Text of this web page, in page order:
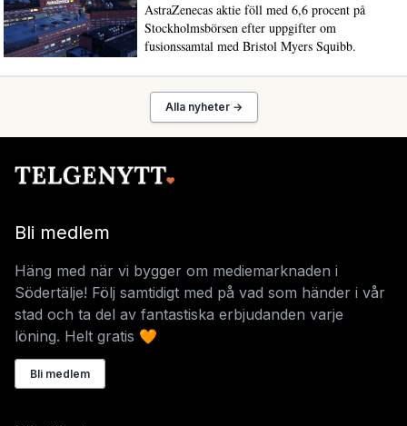
AstraZenecas aktie föll med 6,6 procent på
Stockholmsbörsen efter uppgifter om
fusionssamtal med Bristol Myers Squibb.
Alla nyheter →
Bli medlem
Häng med när vi bygger om mediemarknaden i
Södertälje! Följ samtidigt med på vad som händer i vår
stad och ta del av fantastiska erbjudanden varje
löning. Helt gratis 🧡
Bli medlem